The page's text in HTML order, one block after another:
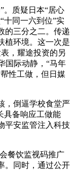
质疑日本“居心
十同一六到位”实
的三分之二。传递
植环境。这一次是
，耀途投资的另
国际动静，“马年
性工做，但日媒
倒逼学校食堂严
具备响应工做能
平安监管注入科技
餐饮监视码推广
。同时，通过公开